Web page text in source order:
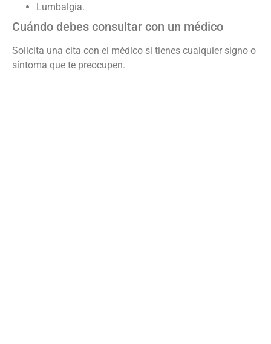
Lumbalgia.
Cuándo debes consultar con un médico
Solicita una cita con el médico si tienes cualquier signo o
síntoma que te preocupen.